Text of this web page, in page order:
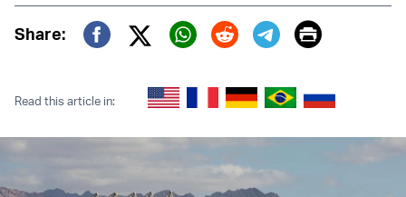
Share:
Twitter (X)
Print
Read this article in: